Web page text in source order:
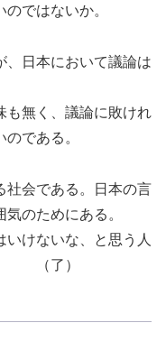
ではないか。
日本において議論は
無く、議論に敗けれ
である。
会である。日本の言
のためにある。
けないな、と思う人
（了）